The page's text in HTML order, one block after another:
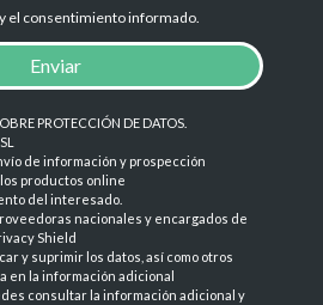
el consentimiento informado.
Enviar
PROTECCIÓN DE DATOS
de información y prospección
productos online
del interesado.
nacionales y encargados de
Shield
y suprimir los datos, así como otros
en la información adicional
consultar la información adicional y